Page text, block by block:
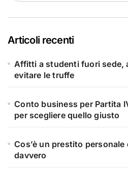
Articoli recenti
Affitti a studenti fuori sede,
evitare le truffe
Conto business per Partita
per scegliere quello giusto
Cos’è un prestito
davvero